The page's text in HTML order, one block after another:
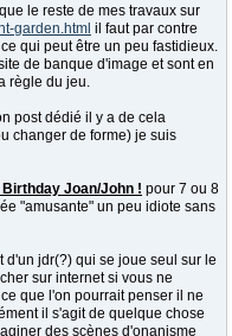
le reste de mes travaux sur
garden.html il faut par contre
qui peut être un peu fastidieux.
de banque d'image et sont en
règle du jeu.
post dédié il y a de cela
changer de forme) je suis
Birthday Joan/John ! pour 7 ou 8
"amusante" un peu idiote sans
d'un jdr(?) qui se joue seul sur le
sur internet si vous ne
que l'on pourrait penser il ne
il s'agit de quelque chose
des scènes d'onanisme